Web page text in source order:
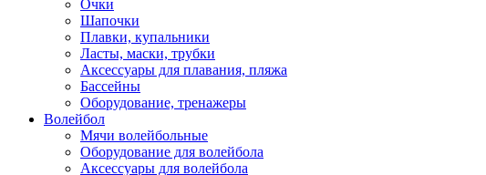
Очки
Шапочки
Плавки, купальники
Ласты, маски, трубки
Аксессуары для плавания, пляжа
Бассейны
Оборудование, тренажеры
Волейбол
Мячи волейбольные
Оборудование для волейбола
Аксессуары для волейбола